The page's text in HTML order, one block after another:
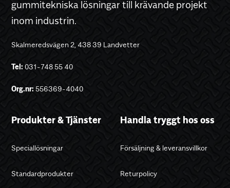
gummitekniska lösningar till krävande projekt
inom industrin.
Skalmeredsvägen 2, 438 39 Landvetter
Tel: 031-748 55 40
Org.nr: 556369-4040
Produkter & Tjänster
Speciallösningar
Standardprodukter
Handla tryggt hos oss
Försäljning & leveransvillkor
Returpolicy